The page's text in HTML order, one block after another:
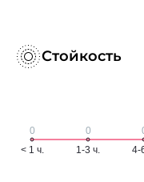
Стойкость